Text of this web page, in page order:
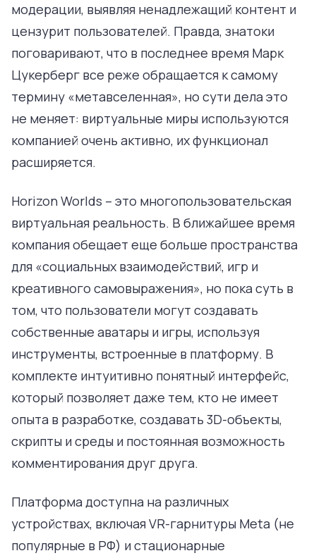
модерации, выявляя ненадлежащий контент и
цензурит пользователей. Правда, знатоки
поговаривают, что в последнее время Марк
Цукерберг все реже обращается к самому
термину «метавселенная», но сути дела это
не меняет: виртуальные миры используются
компанией очень активно, их функционал
расширяется.
Horizon Worlds – это многопользовательская
виртуальная реальность. В ближайшее время
компания обещает еще больше пространства
для «социальных взаимодействий, игр и
креативного самовыражения», но пока суть в
том, что пользователи могут создавать
собственные аватары и игры, используя
инструменты, встроенные в платформу. В
комплекте интуитивно понятный интерфейс,
который позволяет даже тем, кто не имеет
опыта в разработке, создавать 3D-объекты,
скрипты и среды и постоянная возможность
комментирования друг друга.
Платформа доступна на различных
устройствах, включая VR-гарнитуры Meta (не
популярные в РФ) и стационарные